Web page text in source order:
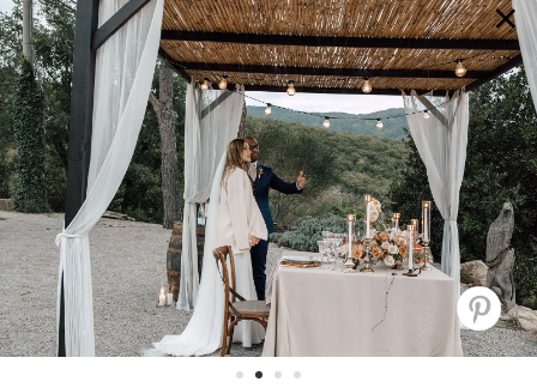
×
GALERIE SELECTION BRAUTMODE SHOP IT JOURNAL
Array ( [0] => extra_args [1] => Array ( [post__not_in] =>
Array ( [0] => 89656 ) ) )